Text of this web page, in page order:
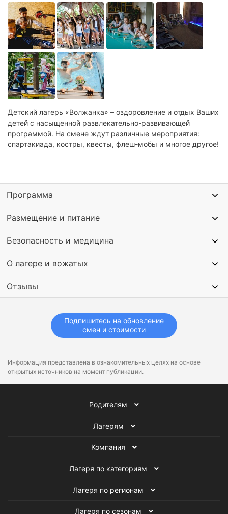
Детский лагерь «Волжанка» – оздоровление и отдых Ваших
детей с насыщенной развлекательно-развивающей
программой. На смене ждут различные мероприятия:
спартакиада, костры, квесты, флеш-мобы и многое другое!
Программа
Размещение и питание
Безопасность и медицина
О лагере и вожатых
Отзывы
Подпишитесь на обновление
смен и стоимости
Информация представлена в ознакомительных целях на основе
открытых источников на момент публикации.
Родителям
Лагерям
Компания
Лагеря по категориям
Лагеря по регионам
Лагеря по сезонам